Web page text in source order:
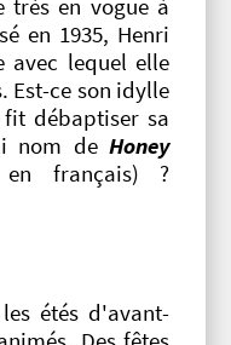
très en vogue à
en 1935, Henri
avec lequel elle
Est-ce son idylle
débaptiser sa
nom de Honey
français) ?
étés d'avant-